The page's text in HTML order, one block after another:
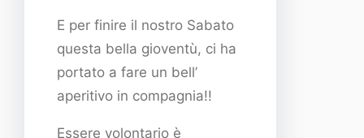
E per finire il nostro Sabato
questa bella gioventù, ci ha
portato a fare un bell’
aperitivo in compagnia!!
Essere volontario è